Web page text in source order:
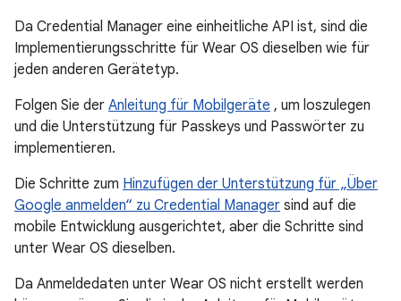
Da Credential Manager eine einheitliche API ist, sind die
Implementierungsschritte für Wear OS dieselben wie für
jeden anderen Gerätetyp.
Folgen Sie der Anleitung für Mobilgeräte , um loszulegen
und die Unterstützung für Passkeys und Passwörter zu
implementieren.
Die Schritte zum Hinzufügen der Unterstützung für „Über
Google anmelden“ zu Credential Manager sind auf die
mobile Entwicklung ausgerichtet, aber die Schritte sind
unter Wear OS dieselben.
Da Anmeldedaten unter Wear OS nicht erstellt werden